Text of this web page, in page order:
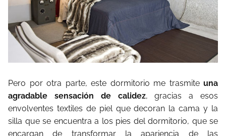
Pero por otra parte, este dormitorio me trasmite una
agradable sensación de calidez, gracias a esos
envolventes textiles de piel que decoran la cama y la
silla que se encuentra a los pies del dormitorio, que se
encargan de transformar la apariencia de las